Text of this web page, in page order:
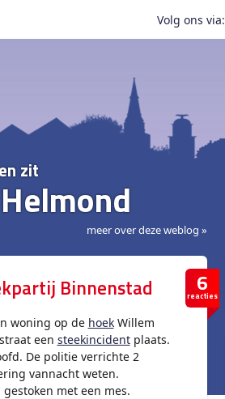
Volg ons via:
zit
meer over deze weblog »
6
reacties
Binnenstad
woning op de hoekWillem
een steekincidentplaats.
De politie verrichte 2
vannacht weten.
met een mes.